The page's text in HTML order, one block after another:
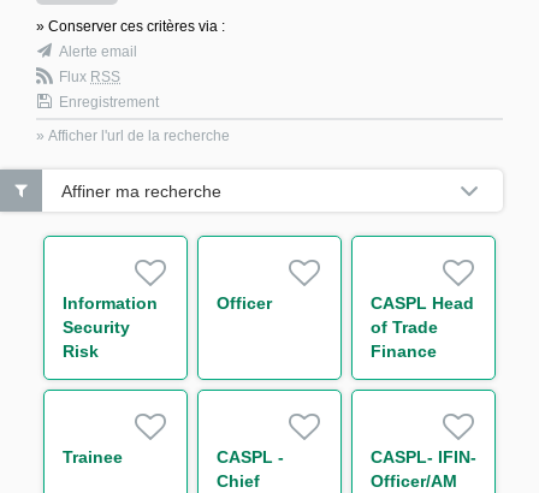
» Conserver ces critères via :
Alerte email
Flux RSS
Enregistrement
» Afficher l'url de la recherche
Information
Security
Risk
Manager
Officer
CASPL Head
of Trade
Finance
Trainee
CASPL -
Chief
CASPL- IFIN-
Officer/AM
Affiner ma recherche